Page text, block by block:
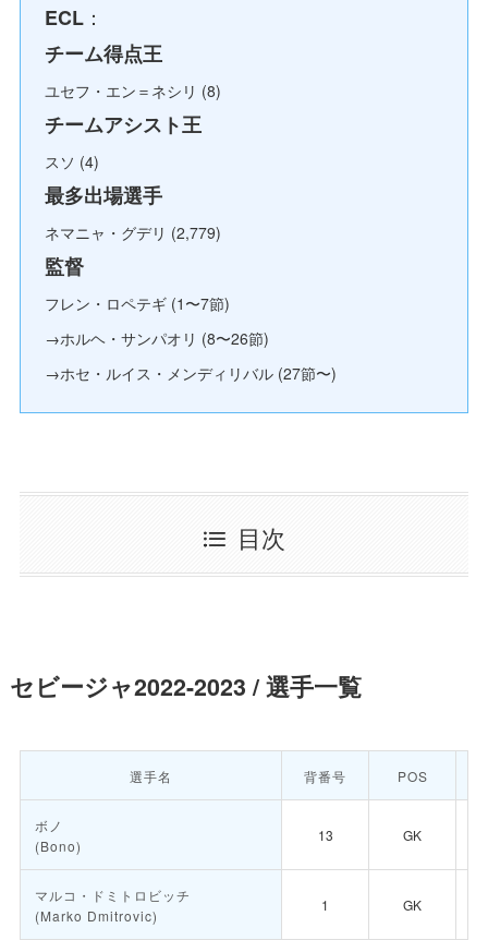
ECL ：
チーム得点王
ユセフ・エン＝ネシリ (8)
チームアシスト王
スソ (4)
最多出場選手
ネマニャ・グデリ (2,779)
監督
フレン・ロペテギ (1〜7節)
→ホルヘ・サンパオリ (8〜26節)
→ホセ・ルイス・メンディリバル (27節〜)
目次
セビージャ2022-2023 / 選手一覧
選手名 背番号 POS
ボノ
(Bono)
13 GK
マルコ・ドミトロビッチ
(Marko Dmitrovic)
1 GK